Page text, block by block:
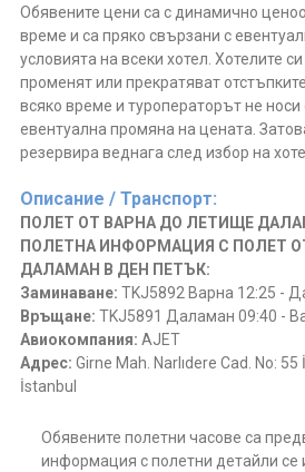
Обявените цени са с динамично
време и са пряко свързани с
условията на всеки хотел. Хотелите
променят или прекратяват
всяко време и туроператорът не носи
евентуална промяна на цената.
резервира веднага след избор на
Описание / Транспорт:
ПОЛЕТ ОТ ВАРНА ДО ЛЕТИЩЕ
ПОЛЕТНА ИНФОРМАЦИЯ С ПОЛЕТ
ДАЛАМАН В ДЕН ПЕТЪК:
Заминаване: TKJ5892 Варна 12:25 -
Връщане: TKJ5891 Даламан 09:40 -
Авиокомпания: AJET
Адрес: Girne Mah. Narlıdere Cad. No:
İstanbul
Обявените полетни часове са
информация с полетни детайли